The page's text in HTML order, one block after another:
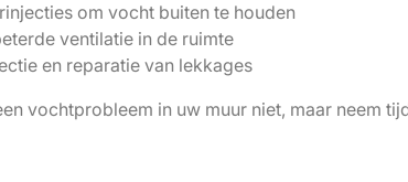
om vocht buiten te houden
ventilatie in de ruimte
en reparatie van lekkages
vochtprobleem in uw muur niet, maar neem